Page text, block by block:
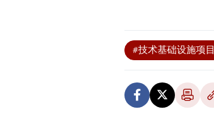
#技术基础设施项目